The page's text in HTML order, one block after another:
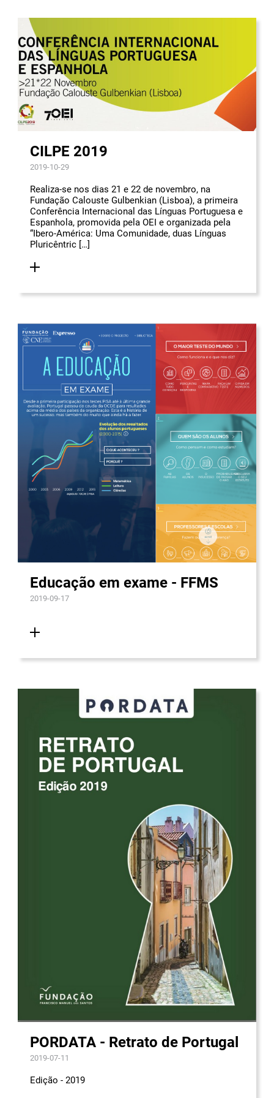
CILPE 2019
2019-10-29
Realiza-se nos dias 21 e 22 de novembro, na
Fundação Calouste Gulbenkian (Lisboa), a primeira
Conferência Internacional das Línguas Portuguesa e
Espanhola, promovida pela OEI e organizada pela
“Ibero-América: Uma Comunidade, duas Línguas
Pluricêntric […]
Educação em exame - FFMS
2019-09-17
PORDATA - Retrato de Portugal
2019-07-11
Edição - 2019